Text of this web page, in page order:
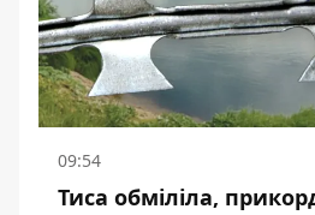
09:54
Тиса обміліла,